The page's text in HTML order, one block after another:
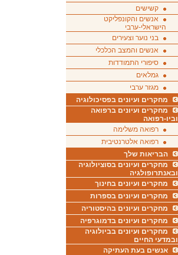
קשישים
אנשים והקונפליקט
הישראלי-ערבי
בני נוער וצעירים
אנשים והמצב הכלכלי
סיפורי התמודדות
גמלאים
מגזר ערבי
מחקרים ועיונים בפסיכולוגיה
מחקרים ועיונים ברפואה
וביו-רפואה
רפואה משלימה
רפואה אלטרנטיבית
הבריאות שלך
מחקרים ועיונים בסוציולוגיה
ובאנתרופולגיה
מחקרים ועיונים בחינוך
מחקרים ועיונים בספרות
מחקרים ועיונים בהיסטוריה
מחקרים ועיונים בדמוגרפיה
מחקרים ועיונים בביולוגיה
ובמדעי החיים
אנשים בעת העתיקה